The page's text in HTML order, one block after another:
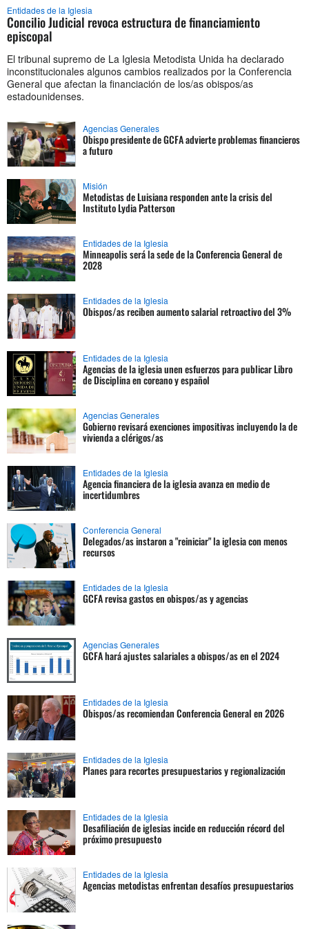
Entidades de la Iglesia
Concilio Judicial revoca estructura de financiamiento
episcopal
El tribunal supremo de La Iglesia Metodista Unida ha declarado
inconstitucionales algunos cambios realizados por la Conferencia
General que afectan la financiación de los/as obispos/as
estadounidenses.
Agencias Generales
Obispo presidente de GCFA advierte problemas financieros
a futuro
Misión
Metodistas de Luisiana responden ante la crisis del
Instituto Lydia Patterson
Entidades de la Iglesia
Minneapolis será la sede de la Conferencia General de
2028
Entidades de la Iglesia
Obispos/as reciben aumento salarial retroactivo del 3%
Entidades de la Iglesia
Agencias de la iglesia unen esfuerzos para publicar Libro
de Disciplina en coreano y español
Agencias Generales
Gobierno revisará exenciones impositivas incluyendo la de
vivienda a clérigos/as
Entidades de la Iglesia
Agencia financiera de la iglesia avanza en medio de
incertidumbres
Conferencia General
Delegados/as instaron a "reiniciar" la iglesia con menos
recursos
Entidades de la Iglesia
GCFA revisa gastos en obispos/as y agencias
Agencias Generales
GCFA hará ajustes salariales a obispos/as en el 2024
Entidades de la Iglesia
Obispos/as recomiendan Conferencia General en 2026
Entidades de la Iglesia
Planes para recortes presupuestarios y regionalización
Entidades de la Iglesia
Desafiliación de iglesias incide en reducción récord del
próximo presupuesto
Entidades de la Iglesia
Agencias metodistas enfrentan desafíos presupuestarios